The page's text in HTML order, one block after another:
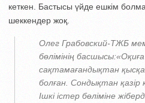
кеткен. Бастысы үйде ешкім
шеккендер жоқ.
Олег Грабовский-ТЖБ
бөлімінің басшысы:«Оқиға
сақтамағандықтан
болған. Сондықтан
Ішкі істер бөліміне